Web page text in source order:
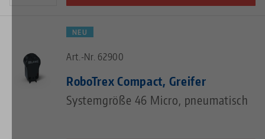
NEU
Art.-Nr. 62900
RoboTrex Compact, Greifer
Systemgröße 46 Micro, pneumatisch